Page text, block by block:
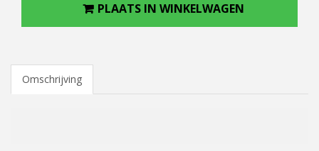
PLAATS IN WINKELWAGEN
Omschrijving